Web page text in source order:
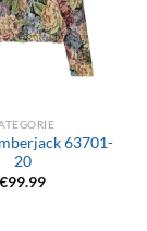
63701-
20
€99.99